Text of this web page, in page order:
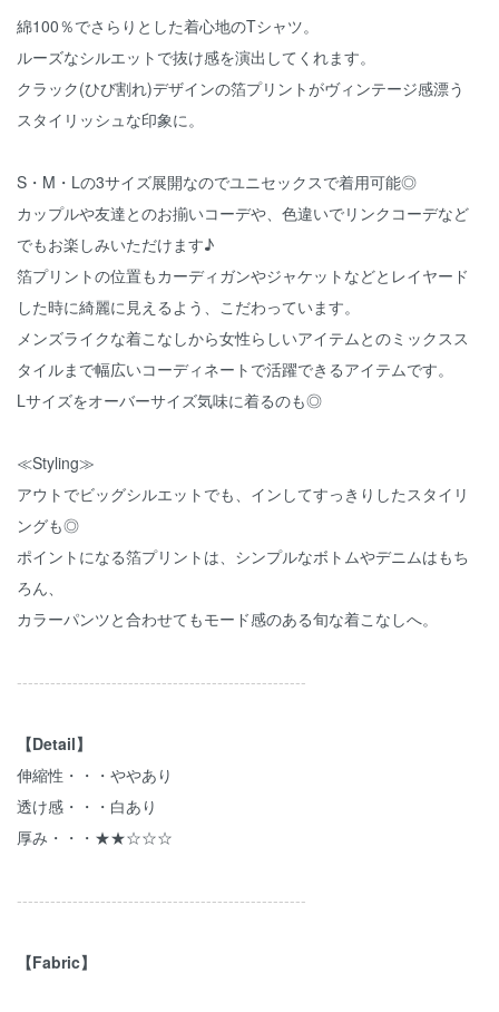
綿100％でさらりとした着心地のTシャツ。
ルーズなシルエットで抜け感を演出してくれます。
クラック(ひび割れ)デザインの箔プリントがヴィンテージ感漂う
スタイリッシュな印象に。
S・M・Lの3サイズ展開なのでユニセックスで着用可能◎
カップルや友達とのお揃いコーデや、色違いでリンクコーデなど
でもお楽しみいただけます♪
箔プリントの位置もカーディガンやジャケットなどとレイヤード
した時に綺麗に見えるよう、こだわっています。
メンズライクな着こなしから女性らしいアイテムとのミックスス
タイルまで幅広いコーディネートで活躍できるアイテムです。
Lサイズをオーバーサイズ気味に着るのも◎
≪Styling≫
アウトでビッグシルエットでも、インしてすっきりしたスタイリ
ングも◎
ポイントになる箔プリントは、シンプルなボトムやデニムはもち
ろん、
カラーパンツと合わせてもモード感のある旬な着こなしへ。
----------------------------------------------------
【Detail】
伸縮性・・・ややあり
透け感・・・白あり
厚み・・・★★☆☆☆
----------------------------------------------------
【Fabric】